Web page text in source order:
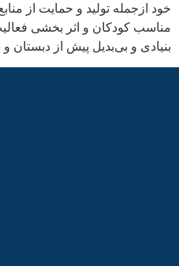
خود ازجمله تولید و حمایت از
مناسب کودکان و اثر بخشی
بنیادی و بی‌بدیل پیش از دبستان